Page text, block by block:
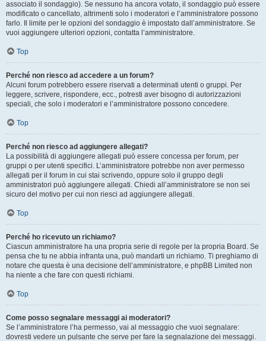
associato il sondaggio). Se nessuno ha ancora votato, il sondaggio può essere
modificato o cancellato, altrimenti solo i moderatori e l’amministratore possono
farlo. Il limite per le opzioni del sondaggio è impostato dall’amministratore. Se
vuoi aggiungere ulteriori opzioni, contatta l’amministratore.
Top
Perché non riesco ad accedere a un forum?
Alcuni forum potrebbero essere riservati a determinati utenti o gruppi. Per
leggere, scrivere, rispondere, ecc., potresti aver bisogno di autorizzazioni
speciali, che solo i moderatori e l’amministratore possono concedere.
Top
Perché non riesco ad aggiungere allegati?
La possibilità di aggiungere allegati può essere concessa per forum, per
gruppi o per utenti specifici. L’amministratore potrebbe non aver permesso
allegati per il forum in cui stai scrivendo, oppure solo il gruppo degli
amministratori può aggiungere allegati. Chiedi all’amministratore se non sei
sicuro del motivo per cui non riesci ad aggiungere allegati.
Top
Perché ho ricevuto un richiamo?
Ciascun amministratore ha una propria serie di regole per la propria Board. Se
pensa che tu ne abbia infranta una, può mandarti un richiamo. Ti preghiamo di
notare che questa è una decisione dell’amministratore, e phpBB Limited non
ha niente a che fare con questi richiami.
Top
Come posso segnalare messaggi ai moderatori?
Se l’amministratore l’ha permesso, vai al messaggio che vuoi segnalare:
dovresti vedere un pulsante che serve per fare la segnalazione dei messaggi.